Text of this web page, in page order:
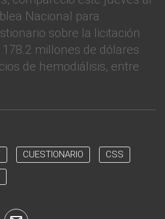
Nacional para
sobre la licitación
millones de dólares
de hemodiálisis, entre
CUESTIONARIO CSS